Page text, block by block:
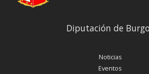
Diputación de
Noticias
Eventos